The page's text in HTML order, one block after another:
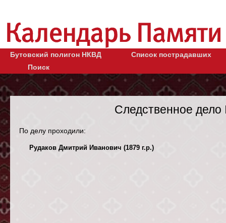
Бутовский полигон НКВД
Список пострадавших
Поиск
Следственное
По делу проходили:
Рудаков Дмитрий Иванович (1879 г.р.)